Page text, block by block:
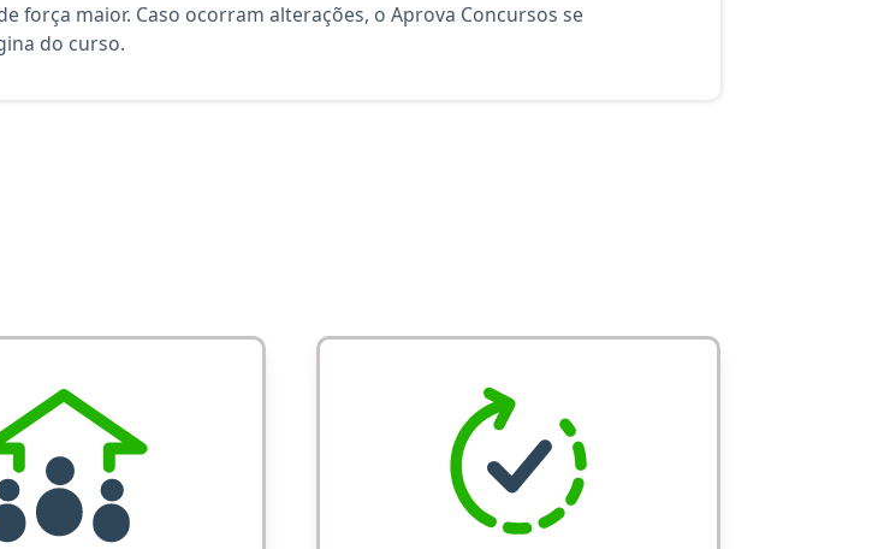
maior. Caso ocorram alterações, o Aprova Concursos se
do curso.